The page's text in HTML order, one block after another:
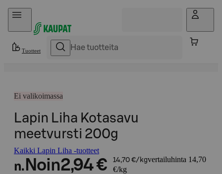
Hyppää sisältöön
Tuotteet
Ei valikoimassa
Lapin Liha Kotasavu
meetvursti 200g
Kaikki Lapin Liha -tuotteet
n. Noin2,94 € 14,70 €/kgvertailuhinta 14,70
€/kg